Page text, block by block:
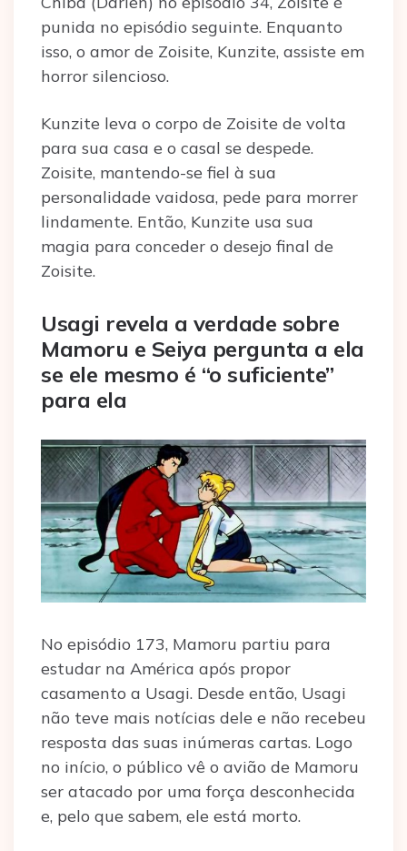
punida no episódio seguinte. Enquanto
isso, o amor de Zoisite, Kunzite, assiste em
horror silencioso.
Kunzite leva o corpo de Zoisite de volta
para sua casa e o casal se despede.
Zoisite, mantendo-se fiel à sua
personalidade vaidosa, pede para morrer
lindamente. Então, Kunzite usa sua
magia para conceder o desejo final de
Zoisite.
Usagi revela a verdade sobre
Mamoru e Seiya pergunta a ela
se ele mesmo é “o suficiente”
para ela
No episódio 173, Mamoru partiu para
estudar na América após propor
casamento a Usagi. Desde então, Usagi
não teve mais notícias dele e não recebeu
resposta das suas inúmeras cartas. Logo
no início, o público vê o avião de Mamoru
ser atacado por uma força desconhecida
e, pelo que sabem, ele está morto.